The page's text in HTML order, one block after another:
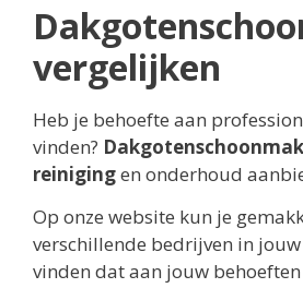
vergelijken
Heb je behoefte aan
vinden?
reinigingen onderhoud
Op onze website kun je
verschillende bedrijven in
vinden dat aan jouw